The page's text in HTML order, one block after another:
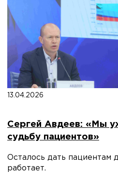
13.04.2026
Сергей Авдеев: «Мы
судьбу пациентов»
Осталось дать пациентам
работает.